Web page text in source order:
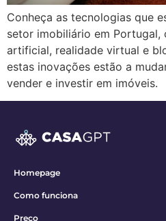
Conheça as tecnologias que
setor imobiliário em Portugal,
artificial, realidade virtual e
estas inovações estão a
vender e investir em imóveis.
Homepage
Como funciona
Preço